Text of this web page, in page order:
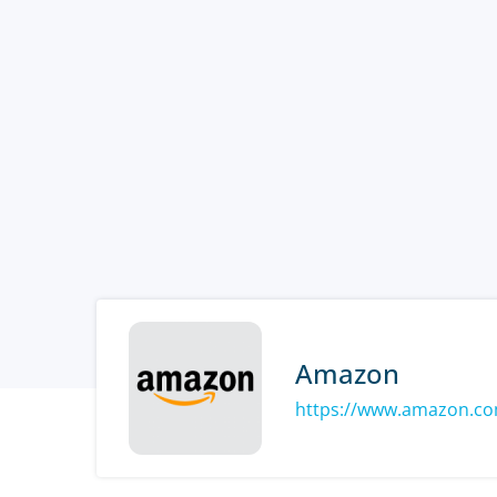
Amazon
https://